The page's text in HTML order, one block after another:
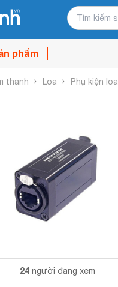
phẩm
thanh Loa Phụ kiện loa
24 người đang xem